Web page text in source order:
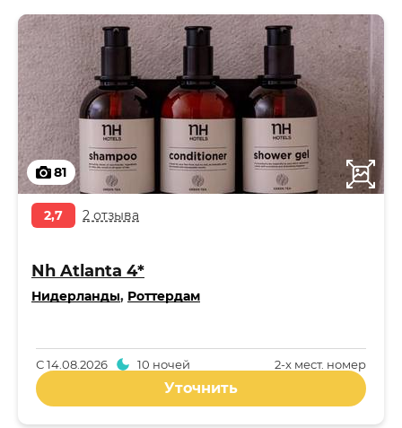
81
2,7 2 отзыва
Nh Atlanta 4*
Нидерланды, Роттердам
2-x мест. номер
С14.08.2026 10 ночей
Уточнить